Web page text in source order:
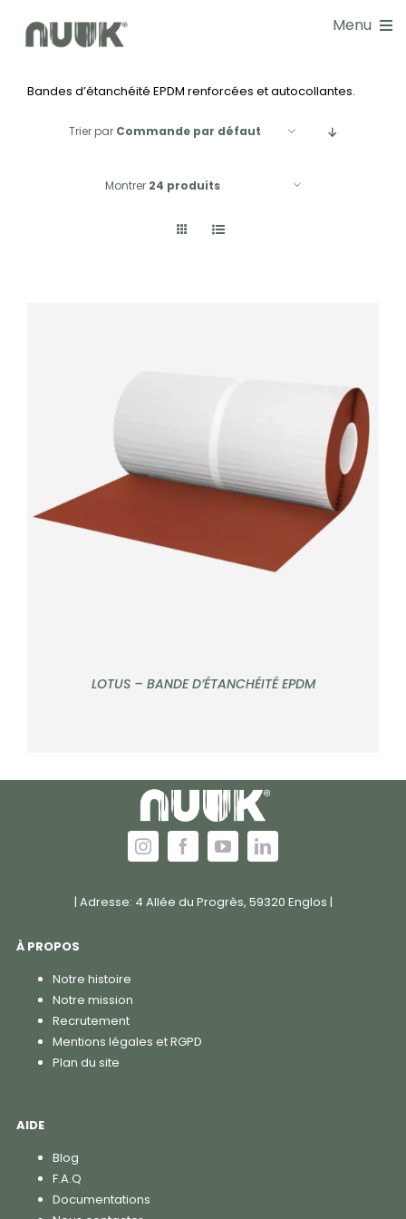
contenu
Menu
NOS SOLUTIONS
Rechercher:
Bandes d’étanchéité EPDM renforcées et autocollantes.
Trier par Commande par défaut
Montrer 24 produits
Note5.00sur
DÉTAILS
LOTUS – BANDE D’ÉTANCHÉITÉ EPDM
| Adresse: 4 Allée du Progrès, 59320 Englos |
À PROPOS
Notre histoire
Notre mission
Recrutement
Mentions légales et RGPD
Plan du site
AIDE
Blog
F.A.Q
Documentations